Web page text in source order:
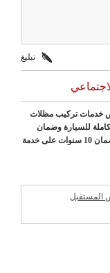
تبليغ
خدمات تركيب مظلات
للسيارة وضمان
العزل المائي والحراري لسيارتك بالإضافة إلى تقديم ضمان 10 سنوات على خدمة